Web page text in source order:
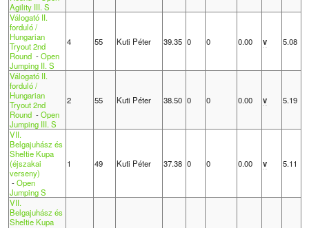
Agility III. S
Válogató II.
forduló /
Hungarian
Tryout 2nd
Round -Open
Jumping II. S
4 55 Kuti Péter 39.35 0 0 0.00 v 5.08
Válogató II.
forduló /
Hungarian
Tryout 2nd
Round -Open
Jumping III. S
2 55 Kuti Péter 38.50 0 0 0.00 v 5.19
VII.
Belgajuhász és
Sheltie Kupa
(éjszakai
verseny)
-Open
Jumping S
1 49 Kuti Péter 37.38 0 0 0.00 v 5.11
VII.
Belgajuhász és
Sheltie Kupa